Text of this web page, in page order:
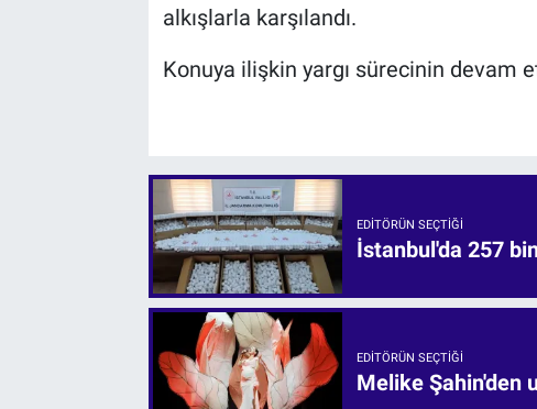
alkışlarla karşılandı.
Konuya ilişkin yargı sürecinin devam
EDITÖRÜN SEÇTIĞI
İstanbul'da 257
EDITÖRÜN SEÇTIĞI
Melike Şahin'den